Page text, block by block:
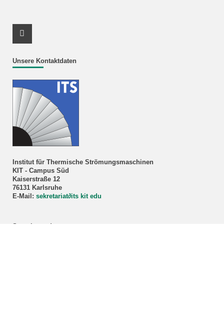
Unsere Kontaktdaten
Institut für Thermische Strömungsmaschinen
KIT - Campus Süd
Kaiserstraße 12
76131 Karlsruhe
E-Mail: sekretariat∂its kit edu
Sprechstunde
Youtube Profil